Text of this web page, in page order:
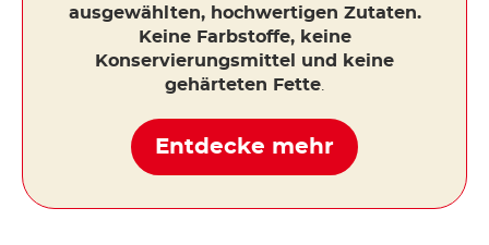
ausgewählten, hochwertigen Zutaten.
Keine Farbstoffe, keine
Konservierungsmittel und keine
gehärteten Fette
Entdecke mehr